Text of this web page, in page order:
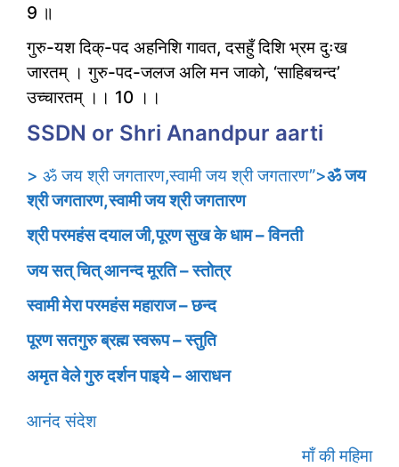
9 ॥
गुरु-यश दिक्-पद अहनिशि गावत, दसहुँ दिशि भ्रम दुःख
जारतम् । गुरु-पद-जलज अलि मन जाको, ‘साहिबचन्द’
उच्चारतम् ।। 10 ।।
SSDN or Shri Anandpur aarti
> ॐ जय श्री जगतारण,स्वामी जय श्री जगतारण”>ॐ जय
श्री जगतारण,स्वामी जय श्री जगतारण
श्री परमहंस दयाल जी,पूरण सुख के धाम – विनती
जय सत् चित् आनन्द मूरति – स्तोत्र
स्वामी मेरा परमहंस महाराज – छन्द
पूरण सतगुरु ब्रह्म स्वरूप – स्तुति
अमृत वेले गुरु दर्शन पाइये – आराधन
आनंद संदेश
माँ की महिमा